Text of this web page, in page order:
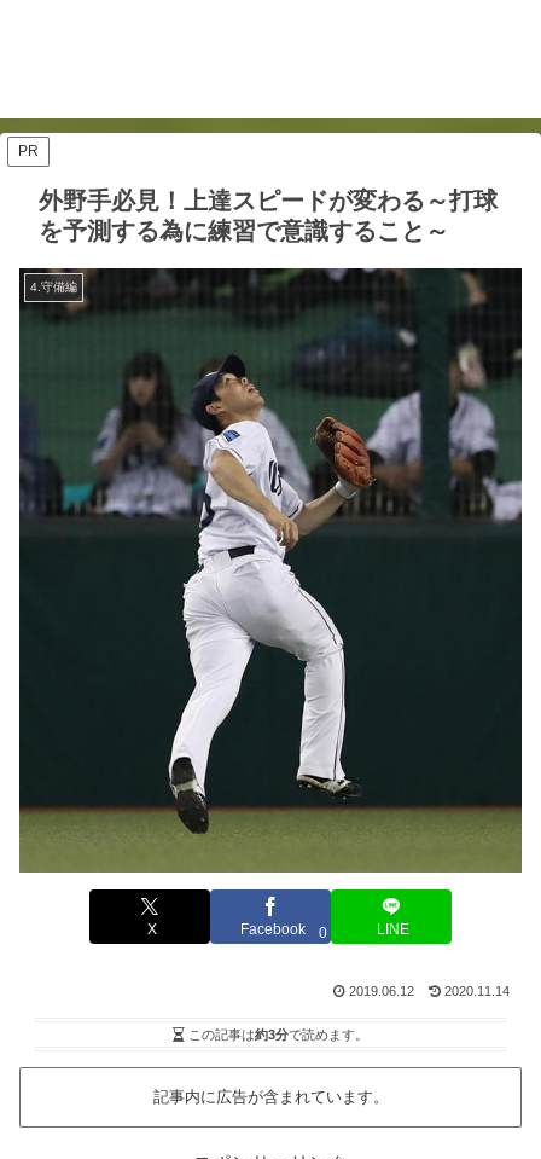
PR
外野手必見！上達スピードが変わる～打球
を予測する為に練習で意識すること～
4.守備編
X Facebook 0 LINE
2019.06.12 2020.11.14
この記事は約3分で読めます。
記事内に広告が含まれています。